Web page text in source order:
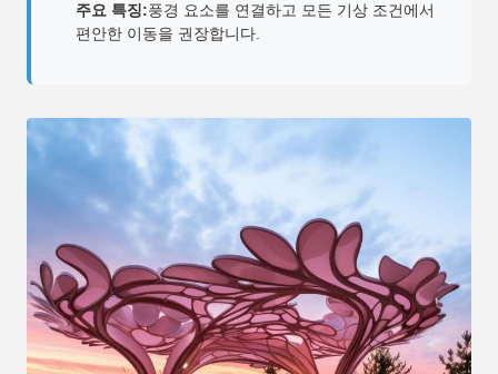
주요 특징:풍경 요소를 연결하고 모든 기상 조건에서
편안한 이동을 권장합니다.